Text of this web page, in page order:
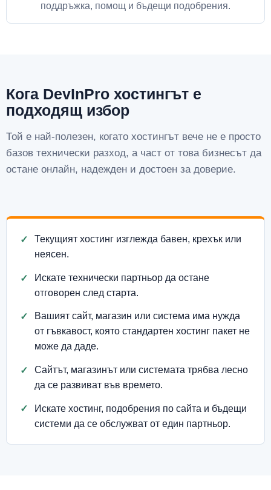
поддръжка, помощ и бъдещи подобрения.
Кога DevInPro хостингът е
подходящ избор
Той е най-полезен, когато хостингът вече не е просто
базов технически разход, а част от това бизнесът да
остане онлайн, надежден и достоен за доверие.
Текущият хостинг изглежда бавен, крехък или
неясен.
Искате технически партньор да остане
отговорен след старта.
Вашият сайт, магазин или система има нужда
от гъвкавост, която стандартен хостинг пакет не
може да даде.
Сайтът, магазинът или системата трябва лесно
да се развиват във времето.
Искате хостинг, подобрения по сайта и бъдещи
системи да се обслужват от един партньор.